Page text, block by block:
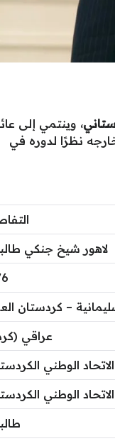
، وينتمي إلى
نظرًا لدوره في
لاهور شيخ جنكي
– كردستان
عراقي
الوطني
الاتحاد الوطني